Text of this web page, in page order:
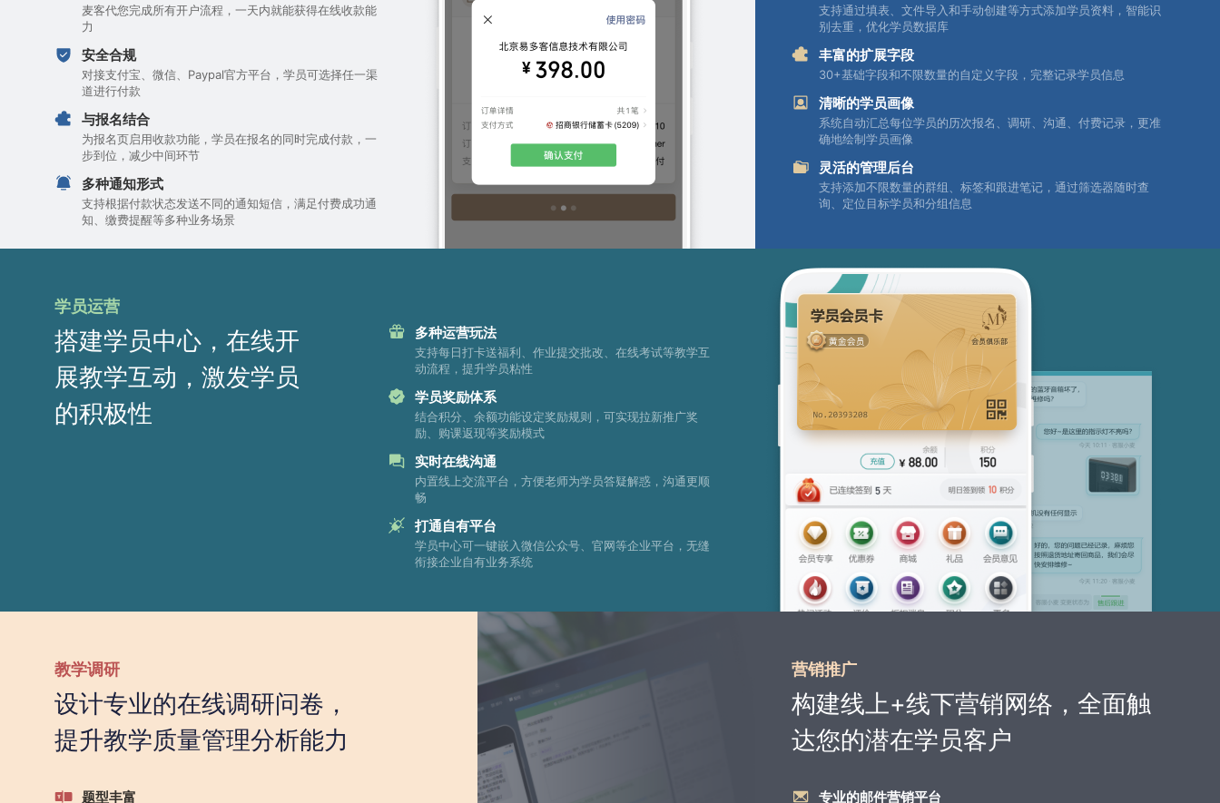
麦客代您完成所有开户流程，一天内就能获得在线收款能
力
安全合规
对接支付宝、微信、Paypal官方平台，学员可选择任一渠
道进行付款
与报名结合
为报名页启用收款功能，学员在报名的同时完成付款，一
步到位，减少中间环节
多种通知形式
支持根据付款状态发送不同的通知短信，满足付费成功通
知、缴费提醒等多种业务场景
支持通过填表、文件导入和手动创建等方式添加学员资料，智能识
别去重，优化学员数据库
丰富的扩展字段
30+基础字段和不限数量的自定义字段，完整记录学员信息
清晰的学员画像
系统自动汇总每位学员的历次报名、调研、沟通、付费记录，更准
确地绘制学员画像
灵活的管理后台
支持添加不限数量的群组、标签和跟进笔记，通过筛选器随时查
询、定位目标学员和分组信息
学员运营
搭建学员中心，在线开
展教学互动，激发学员
的积极性
多种运营玩法
支持每日打卡送福利、作业提交批改、在线考试等教学互
动流程，提升学员粘性
学员奖励体系
结合积分、余额功能设定奖励规则，可实现拉新推广奖
励、购课返现等奖励模式
实时在线沟通
内置线上交流平台，方便老师为学员答疑解惑，沟通更顺
畅
打通自有平台
学员中心可一键嵌入微信公众号、官网等企业平台，无缝
衔接企业自有业务系统
教学调研
设计专业的在线调研问卷，
提升教学质量管理分析能力
题型丰富
营销推广
构建线上+线下营销网络，全面触
达您的潜在学员客户
专业的邮件营销平台